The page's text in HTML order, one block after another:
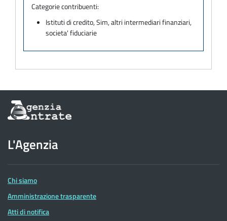
Categorie contribuenti:
Istituti di credito, Sim, altri intermediari finanziari,
societa' fiduciarie
Informazioni
sul
dell'Agenzia
delle
Entrate
L'Agenzia
Chi siamo
Amministrazione trasparente
Atti di notifica